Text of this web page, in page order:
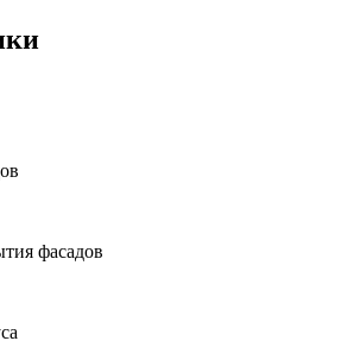
фасадов